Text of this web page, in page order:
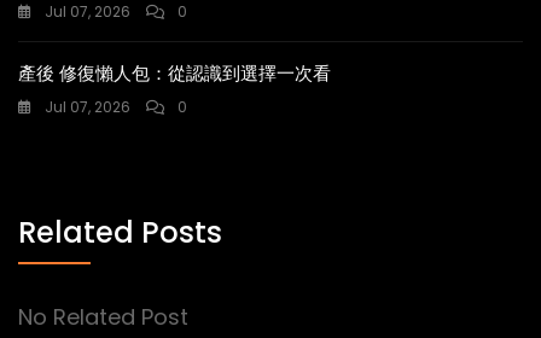
Jul 07, 2026 0
產後 修復懶人包：從認識到選擇一次看
Jul 07, 2026 0
Related Posts
No Related Post